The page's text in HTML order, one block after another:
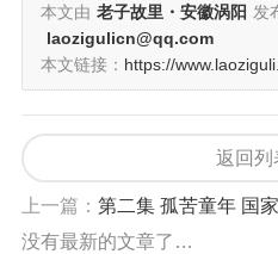
本文由 老子故里・安徽涡阳 发
laozigulicn@qq.com
本文链接： https://
返回列
上一篇： 第二集 孤苦童年 国
没有最新的文章了…